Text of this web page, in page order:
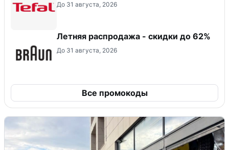
До 31 августа, 2026
Летняя распродажа - скидки до 62%
До 31 августа, 2026
Все промокоды